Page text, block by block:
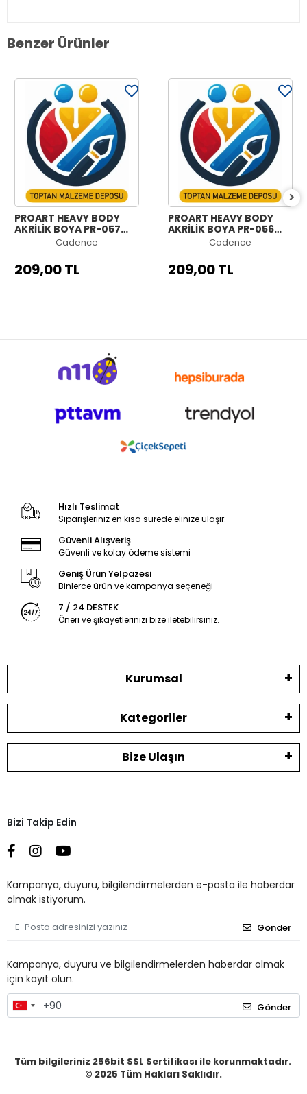
Benzer Ürünler
PROART HEAVY BODY
AKRİLİK BOYA PR-057
KALICI KOYU YEŞİL 120ML
Cadence
209,00 TL
PROART HEAVY BODY
AKRİLİK BOYA PR-056
ULTRAMARİN MENEKŞE
Cadence
209,00 TL
Hızlı Teslimat
Siparişleriniz en kısa sürede elinize ulaşır.
Güvenli Alışveriş
Güvenli ve kolay ödeme sistemi
Geniş Ürün Yelpazesi
Binlerce ürün ve kampanya seçeneği
7 / 24 DESTEK
Öneri ve şikayetlerinizi bize iletebilirsiniz.
Kurumsal
Kategoriler
Bize Ulaşın
Bizi Takip Edin
Kampanya, duyuru, bilgilendirmelerden e-posta ile haberdar
olmak istiyorum.
Gönder
Kampanya, duyuru ve bilgilendirmelerden haberdar olmak
için kayıt olun.
Gönder
Tüm bilgileriniz 256bit SSL Sertifikası ile korunmaktadır.
© 2025 Tüm Hakları Saklıdır.